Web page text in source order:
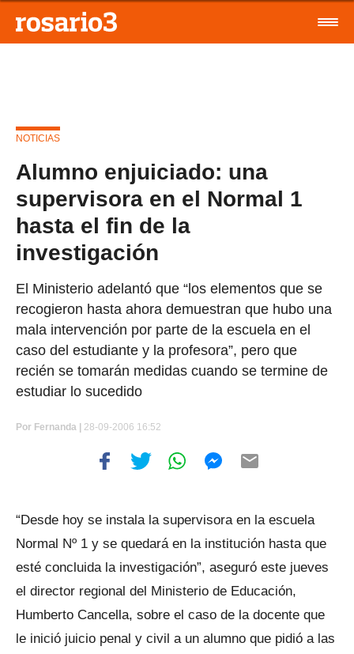
NOTICIAS
Alumno enjuiciado: una
supervisora en el Normal 1
hasta el fin de la
investigación
El Ministerio adelantó que “los elementos que se
recogieron hasta ahora demuestran que hubo una
mala intervención por parte de la escuela en el
caso del estudiante y la profesora”, pero que
recién se tomarán medidas cuando se termine de
estudiar lo sucedido
Por Fernanda | 28-09-2006 16:52
“Desde hoy se instala la supervisora en la escuela
Normal Nº 1 y se quedará en la institución hasta que
esté concluida la investigación”, aseguró este jueves
el director regional del Ministerio de Educación,
Humberto Cancella, sobre el caso de la docente que
le inició juicio penal y civil a un alumno que pidió a las